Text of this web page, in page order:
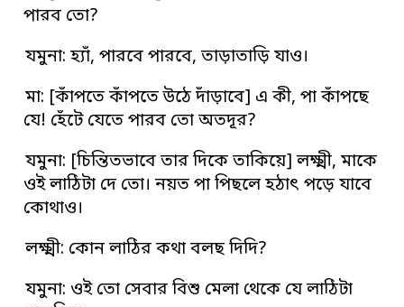
পারব তো?
যমুনা: হ্যাঁ, পারবে পারবে, তাড়াতাড়ি যাও।
মা: [কাঁপতে কাঁপতে উঠে দাঁড়াবে] এ কী, পা কাঁপছে
যে! হেঁটে যেতে পারব তো অতদূর?
যমুনা: [চিন্তিতভাবে তার দিকে তাকিয়ে] লক্ষ্মী, মাকে
ওই লাঠিটা দে তো। নয়ত পা পিছলে হঠাৎ পড়ে যাবে
কোথাও।
লক্ষ্মী: কোন লাঠির কথা বলছ দিদি?
যমুনা: ওই তো সেবার বিশু মেলা থেকে যে লাঠিটা